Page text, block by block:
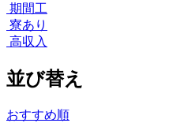
期間工
寮あり
高収入
並び替え
おすすめ順